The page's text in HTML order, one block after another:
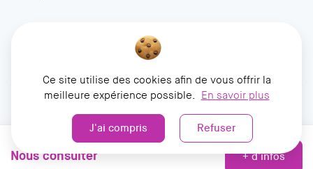
Nous consulter + d'infos
© 2026 François Mathieu Immobilier. Tous droits réservés
Conception Dizajner
Ce site utilise des cookies afin de vous offrir la
meilleure expérience possible. En savoir plus
J'ai compris Refuser